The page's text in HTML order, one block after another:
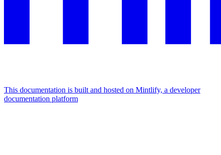
This documentation is built and hosted on Mintlify, a developer
documentation platform